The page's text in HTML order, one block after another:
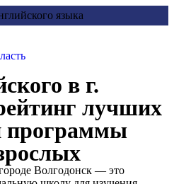
в г.
лучших
программы
Волгодонск — это